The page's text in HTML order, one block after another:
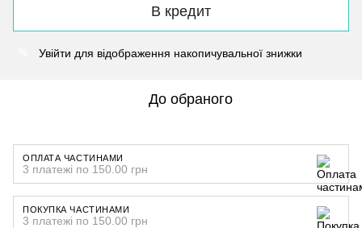
В кредит
Увійти для відображення накопичувальної знижки
До обраного
ОПЛАТА ЧАСТИНАМИ
3 платежі по 150.00 грн
ПОКУПКА ЧАСТИНАМИ
3 платежі по 150.00 грн